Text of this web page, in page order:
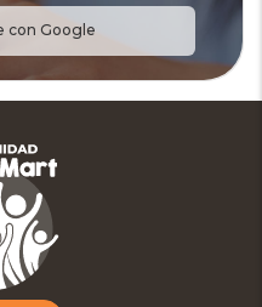
con Google